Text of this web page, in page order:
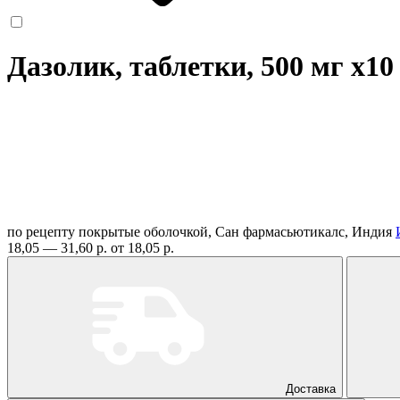
Дазолик, таблетки, 500 мг x10
по рецепту покрытые оболочкой, Сан фармасьютикалс, Индия
18,05 — 31,60 р. от 18,05 р.
Доставка